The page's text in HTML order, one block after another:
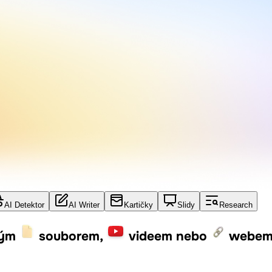
AI Detektor AI Writer Kartičky Slidy Research
souborem, videem nebo